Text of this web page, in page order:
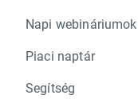
Napi webináriumok
Piaci naptár
Segítség